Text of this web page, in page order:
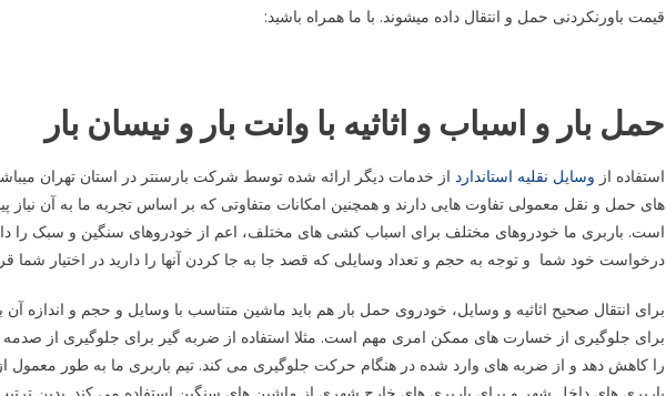
قیمت باورنکردنی حمل و انتقال داده میشوند. با ما همراه باشید:
حمل بار و اسباب و اثاثیه با وانت بار و نیسان بار
استفاده از وسایل نقلیه استاندارد از خدمات دیگر ارائه شده توسط شرکت بارسنتر در استان تهران
های حمل و نقل معمولی تفاوت هایی دارند و همچنین امکانات متفاوتی که بر اساس تجربه ما به آن نیاز
است. باربری ما خودروهای مختلف برای اسباب کشی های مختلف، اعم از خودروهای سنگین و سبک را
درخواست خود شما و توجه به حجم و تعداد وسایلی که قصد جا به جا کردن آنها را دارید در اختیار شما
برای انتقال صحیح اثاثیه و وسایل، خودروی حمل بار هم باید ماشین متناسب با وسایل و حجم و اندازه
برای جلوگیری از خسارت های ممکن امری مهم است. مثلا استفاده از ضربه گیر برای جلوگیری از
را کاهش دهد و از ضربه های وارد شده در هنگام حرکت جلوگیری می کند. تیم باربری ما به طور معمول